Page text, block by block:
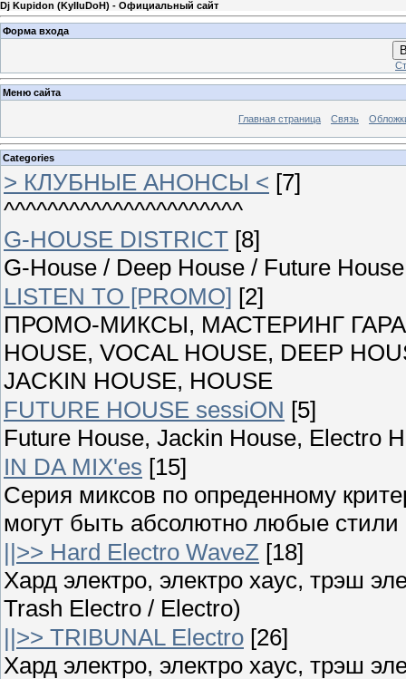
Dj Kupidon (KyIIuDoH) - Официальный сайт
Форма входа
Меню сайта
Главная страница Связь
Categories
> КЛУБНЫЕ АНОНСЫ < [7]
^^^^^^^^^^^^^^^^^^^^^^
G-HOUSE DISTRICT [8]
G-House / Deep House / Future
LISTEN TO [PROMO] [2]
ПРОМО-МИКСЫ, МАСТЕРИНГ
HOUSE, VOCAL HOUSE, DEEP
JACKIN HOUSE, HOUSE
FUTURE HOUSE sessiON [5]
Future House, Jackin House, Electro
IN DA MIX'es [15]
Серия миксов по опреденному
могут быть абсолютно любые стили
||>> Hard Electro WaveZ [18]
Хард электро, электро хаус, трэш
Trash Electro / Electro)
||>> TRIBUNAL Electro [26]
Хард электро, электро хаус, трэш